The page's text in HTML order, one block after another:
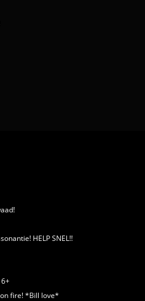
HELP SNEL!!
on fire! *Bill love*